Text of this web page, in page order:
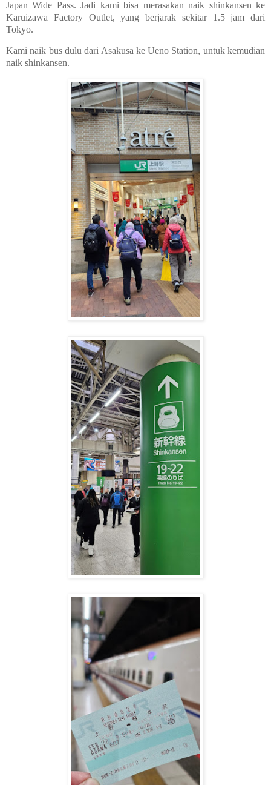
Japan Wide Pass. Jadi kami bisa merasakan naik shinkansen ke
Karuizawa Factory Outlet, yang berjarak sekitar 1.5 jam dari
Tokyo.
Kami naik bus dulu dari Asakusa ke Ueno Station, untuk kemudian
naik shinkansen.